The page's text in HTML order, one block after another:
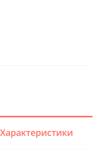
Характеристики